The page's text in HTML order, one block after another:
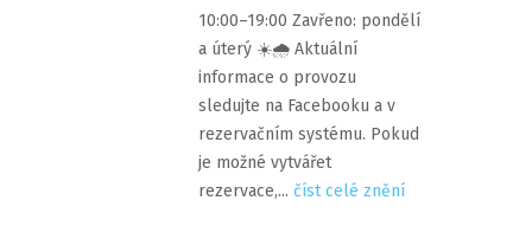
10:00–19:00 Zavřeno: pondělí
a úterý ☀️🌧️ Aktuální
informace o provozu
sledujte na Facebooku a v
rezervačním systému. Pokud
je možné vytvářet
rezervace,... číst celé znění